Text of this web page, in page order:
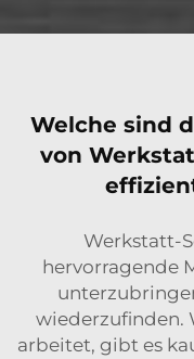
Welche sind
von
Werkstatt-
hervorragende
wiederzufinden.
arbeitet, gibt es